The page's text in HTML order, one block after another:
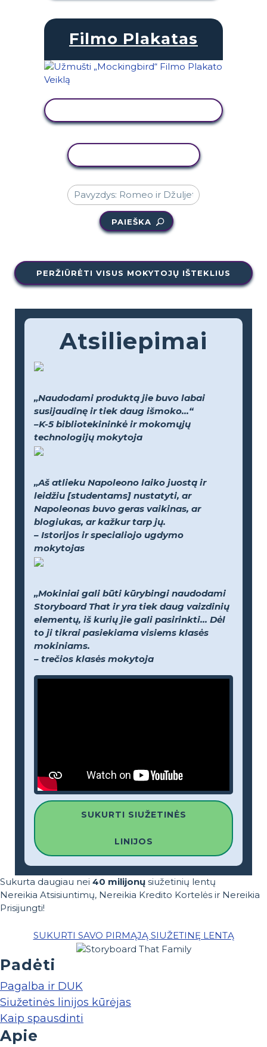
Filmo Plakatas
PAIEŠKA
PERŽIŪRĖTI VISUS MOKYTOJŲ IŠTEKLIUS
Atsiliepimai
„Naudodami produktą jie buvo labai
susijaudinę ir tiek daug išmoko...“
–K-5 bibliotekininkė ir mokomųjų
technologijų mokytoja
„Aš atlieku Napoleono laiko juostą ir
leidžiu [studentams] nustatyti, ar
Napoleonas buvo geras vaikinas, ar
blogiukas, ar kažkur tarp jų.
– Istorijos ir specialiojo ugdymo
mokytojas
„Mokiniai gali būti kūrybingi naudodami
Storyboard That ir yra tiek daug vaizdinių
elementų, iš kurių jie gali pasirinkti... Dėl
to ji tikrai pasiekiama visiems klasės
mokiniams.
– trečios klasės mokytoja
SUKURTI SIUŽETINĖS
LINIJOS
Sukurta daugiau nei 40 milijonų siužetinių lentų
Nereikia Atsisiuntimų, Nereikia Kredito Kortelės ir Nereikia
Prisijungti!
SUKURTI SAVO PIRMĄJĄ SIUŽETINĘ LENTĄ
Padėti
Pagalba ir DUK
Siužetinės linijos kūrėjas
Kaip spausdinti
Apie